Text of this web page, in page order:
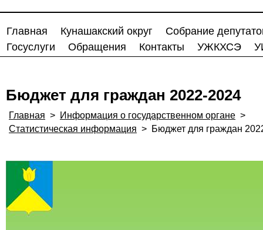
Главная Кунашакский округ
Собрание
Госуслуги
Обращения Контакты УЖКХСЭ
Бюджет для граждан 2022-2024
Главная > Информация о государственном органе >
Статистическая информация > Бюджет для граждан